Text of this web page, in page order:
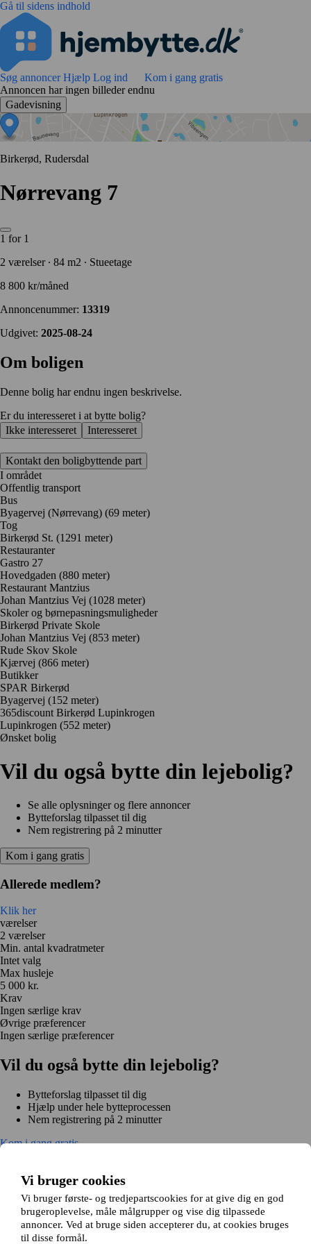
Gå til sidens indhold
Vi bruger cookies
Vi bruger første- og tredjepartscookies for at give dig en god
brugeroplevelse, måle målgrupper og vise dig tilpassede
annoncer. Ved at bruge siden accepterer du, at cookies bruges
til disse formål.
Søg annoncerHjælp Log ind
Kom i gang gratis
Annoncen har ingen billeder endnu
Gadevisning
Birkerød, Rudersdal
Nørrevang 7
1 for 1
2 værelser ∙ 84 m2 ∙ Stueetage
8 800 kr/måned
Annoncenummer: 13319
Udgivet: 2025-08-24
Om boligen
Denne bolig har endnu ingen beskrivelse.
Er du interesseret i at bytte bolig?
Ikke interesseret
Interesseret
Kontakt den boligbyttende part
I området
Offentlig transport
Bus
Byagervej (Nørrevang) (69 meter)
Tog
Birkerød St. (1291 meter)
Restauranter
Gastro 27
Hovedgaden (880 meter)
Restaurant Mantzius
Johan Mantzius Vej (1028 meter)
Skoler og børnepasningsmuligheder
Birkerød Private Skole
Johan Mantzius Vej (853 meter)
Rude Skov Skole
Kjærvej (866 meter)
Butikker
SPAR Birkerød
Byagervej (152 meter)
365discount Birkerød Lupinkrogen
Lupinkrogen (552 meter)
Ønsket bolig
Vil du også bytte din lejebolig?
Se alle oplysninger og flere annoncer
Bytteforslag tilpasset til dig
Nem registrering på 2 minutter
Kom i gang gratis
Allerede medlem?
Klik her
værelser
2 værelser
Min. antal kvadratmeter
Intet valg
Max husleje
5 000 kr.
Krav
Ingen særlige krav
Øvrige præferencer
Ingen særlige præferencer
Vil du også bytte din lejebolig?
Bytteforslag tilpasset til dig
Hjælp under hele bytteprocessen
Nem registrering på 2 minutter
Kom i gang gratis
Læs mere
Nyheder og tips
Om Hjembytte.dk
Om osGenerelle vilkår og betingelser Behandling af
personoplysninger CookiepolitikSitemap